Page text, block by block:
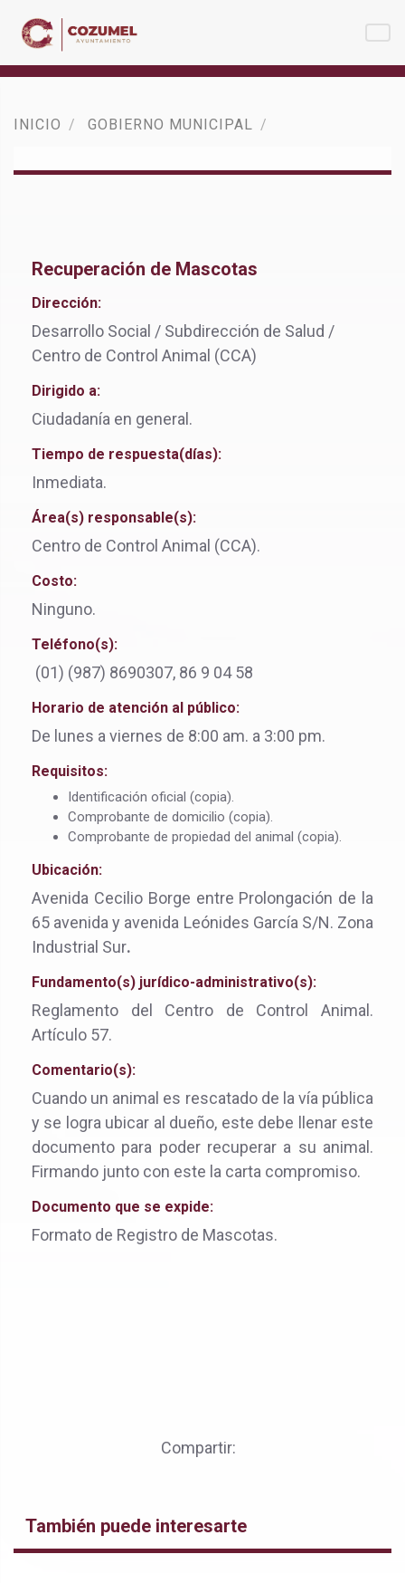
INICIO GOBIERNO MUNICIPAL
Recuperación de Mascotas
Dirección:
Desarrollo Social / Subdirección de Salud /
Centro de Control Animal (CCA)
Dirigido a:
Ciudadanía en general.
Tiempo de respuesta(días):
Inmediata.
Área(s) responsable(s):
Centro de Control Animal (CCA).
Costo:
Ninguno.
Teléfono(s):
(01) (987) 8690307, 86 9 04 58
Horario de atención al público:
De lunes a viernes de 8:00 am. a 3:00 pm.
Requisitos:
Identificación oficial (copia).
Comprobante de domicilio (copia).
Comprobante de propiedad del animal (copia).
Ubicación:
Avenida Cecilio Borge entre Prolongación de la
65 avenida y avenida Leónides García S/N. Zona
Industrial Sur.
Fundamento(s) jurídico-administrativo(s):
Reglamento del Centro de Control Animal.
Artículo 57.
Comentario(s):
Cuando un animal es rescatado de la vía pública
y se logra ubicar al dueño, este debe llenar este
documento para poder recuperar a su animal.
Firmando junto con este la carta compromiso.
Documento que se expide:
Formato de Registro de Mascotas.
Compartir:
También puede interesarte